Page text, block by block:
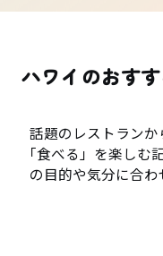
ハワイのおす
話題のレストラン
「食べる」を楽しむ
の目的や気分に合